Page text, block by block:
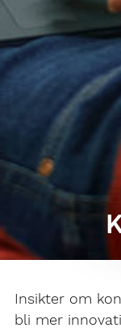
Insikter om
bli mer